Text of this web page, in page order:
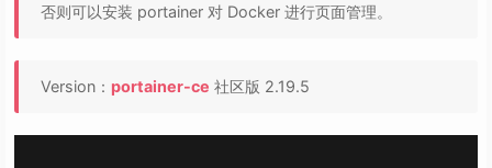
否则可以安装 portainer 对 Docker 进行页面管理。
Version： portainer-ce 社区版 2.19.5